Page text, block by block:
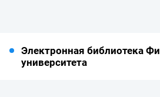
Электронная библиотека
университета